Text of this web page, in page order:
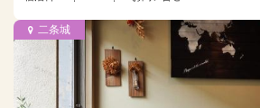
二条城